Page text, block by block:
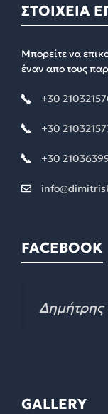
ΣΤΟΙΧΕΙΑ
Μπορείτε να
έναν απο τους
+30
+30
+30
FACEBOOK
Δημήτρης
GALLERY